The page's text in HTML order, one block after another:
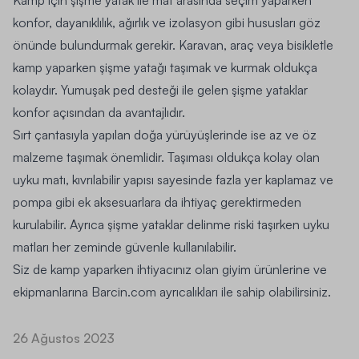
konfor, dayanıklılık, ağırlık ve izolasyon gibi hususları göz
önünde bulundurmak gerekir. Karavan, araç veya bisikletle
kamp yaparken şişme yatağı taşımak ve kurmak oldukça
kolaydır. Yumuşak ped desteği ile gelen şişme yataklar
konfor açısından da avantajlıdır.
Sırt çantasıyla yapılan doğa yürüyüşlerinde ise az ve öz
malzeme taşımak önemlidir. Taşıması oldukça kolay olan
uyku matı, kıvrılabilir yapısı sayesinde fazla yer kaplamaz ve
pompa gibi ek aksesuarlara da ihtiyaç gerektirmeden
kurulabilir. Ayrıca şişme yataklar delinme riski taşırken uyku
matları her zeminde güvenle kullanılabilir.
Siz de kamp yaparken ihtiyacınız olan giyim ürünlerine ve
ekipmanlarına Barcin.com ayrıcalıkları ile sahip olabilirsiniz.
26 Ağustos 2023